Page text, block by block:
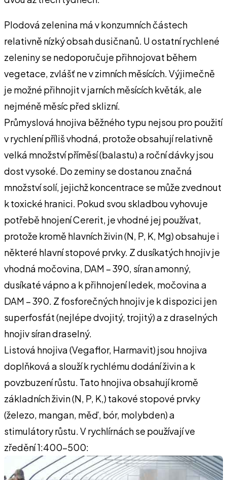
Plodová zelenina má v konzumních částech
relativně nízký obsah dusičnanů. U ostatní rychlené
zeleniny se nedoporučuje přihnojovat během
vegetace, zvlášť ne v zimních měsících. Výjimečně
je možné přihnojit v jarních měsících květák, ale
nejméně měsíc před sklizní.
Průmyslová hnojiva běžného typu nejsou pro použití
v rychlení příliš vhodná, protože obsahují relativně
velká množství příměsí (balastu) a roční dávky jsou
dost vysoké. Do zeminy se dostanou značná
množství solí, jejichž koncentrace se může zvednout
k toxické hranici. Pokud svou skladbou vyhovuje
potřebě hnojení Cererit, je vhodné jej používat,
protože kromě hlavních živin (N, P, K, Mg) obsahuje i
některé hlavní stopové prvky. Z dusíkatých hnojiv je
vhodná močovina, DAM – 390, síran amonný,
dusíkaté vápno a k přihnojení ledek, močovina a
DAM – 390. Z fosforečných hnojiv je k dispozici jen
superfosfát (nejlépe dvojitý, trojitý) a z draselných
hnojiv síran draselný.
Listová hnojiva (Vegaflor, Harmavit) jsou hnojiva
doplňková a slouží k rychlému dodání živin a k
povzbuzení růstu. Tato hnojiva obsahují kromě
základních živin (N, P, K,) takové stopové prvky
(železo, mangan, měď, bór, molybden) a
stimulátory růstu. V rychlírnách se používají ve
zředění 1:400-500: